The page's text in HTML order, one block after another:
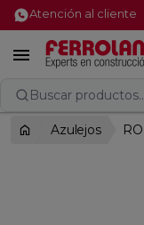
Atención al cliente

Buscar
Azulejos